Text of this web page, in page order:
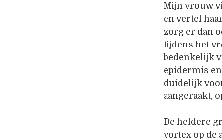
Mijn vrouw
en vertel
zorg er dan
tijdens het
bedenkelijk
epidermis
duidelijk
aangeraakt,
De heldere
vortex op de